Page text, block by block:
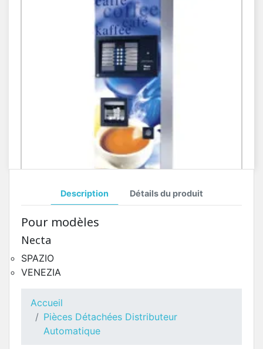
Pièces Détachées Distributeur Automatique
Description Détails du produit
Pour modèles
Necta
SPAZIO
VENEZIA
Accueil
Pièces Détachées Distributeur
Automatique